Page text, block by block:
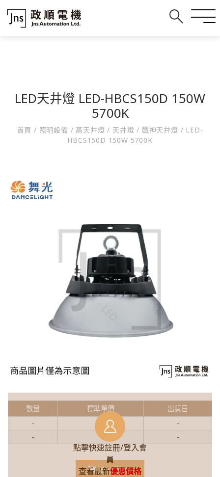
LED天井燈 LED-HBCS150D 150W
5700K
首頁/ 照明設備 / 高天井燈/ 天井燈/ 戰神天井燈 / LED-
HBCS150D 150W 5700K
點擊快速註冊/登入會
員
查看最新優惠價格
數量 標準單價
出貨日
-
-
-
- -
加入購物車